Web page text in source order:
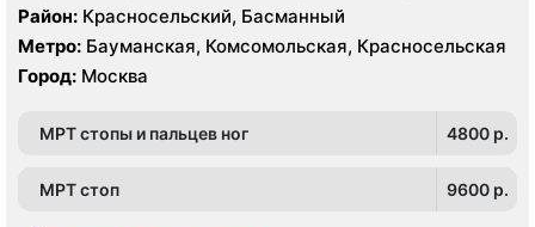
Район: Красносельский, Басманный
Метро: Бауманская, Комсомольская, Красносельская
Город: Москва
МРТ стопы и пальцев ног 4800 p.
МРТ стоп 9600 p.